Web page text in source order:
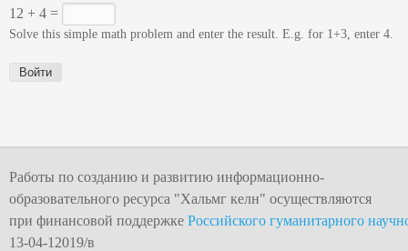
12 + 4 =
Solve this simple math problem and enter the result. E.g. for 1+3, enter 4.
Работы по созданию и развитию информационно-
образовательного ресурса "Хальмг келн" осуществляются
при финансовой поддержке Российского гуманитарного
13-04-12019/в